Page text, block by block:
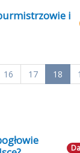
i
16 17 18